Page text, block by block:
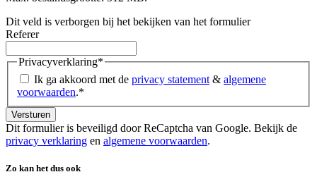
Dit veld is verborgen bij het bekijken van het formulier
Referer
Privacyverklaring*
Ik ga akkoord met de privacy statement & algemene
voorwaarden.*
Dit formulier is beveiligd door ReCaptcha van Google. Bekijk de
privacy verklaring en algemene voorwaarden.
Zo kan het dus ook